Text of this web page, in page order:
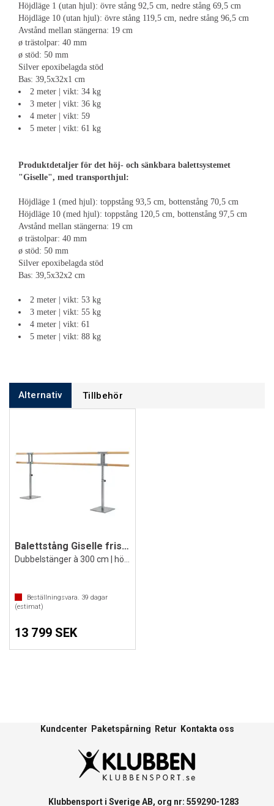
Höjdläge 1 (utan hjul): övre stång 92,5 cm, nedre stång 69,5 cm
Höjdläge 10 (utan hjul): övre stång 119,5 cm, nedre stång 96,5 cm
Avstånd mellan stängerna: 19 cm
ø trästolpar: 40 mm
ø stöd: 50 mm
Silver epoxibelagda stöd
Bas: 39,5x32x1 cm
2 meter | vikt: 34 kg
3 meter | vikt: 36 kg
4 meter | vikt: 59
5 meter | vikt: 61 kg
Produktdetaljer för det höj- och sänkbara balettsystemet
"Giselle", med transporthjul:
Höjdläge 1 (med hjul): toppstång 93,5 cm, bottenstång 70,5 cm
Höjdläge 10 (med hjul): toppstång 120,5 cm, bottenstång 97,5 cm
Avstånd mellan stängerna: 19 cm
ø trästolpar: 40 mm
ø stöd: 50 mm
Silver epoxibelagda stöd
Bas: 39,5x32x2 cm
2 meter | vikt: 53 kg
3 meter | vikt: 55 kg
4 meter | vikt: 61
5 meter | vikt: 88 kg
Alternativ Tillbehör
Balettstång Giselle fristående 3 m
Beställningsvara. 39 dagar
(estimat)
13 799 SEK
Kundcenter Paketspårning Retur Kontakta oss
Klubbensport i Sverige AB, org nr: 559290-1283